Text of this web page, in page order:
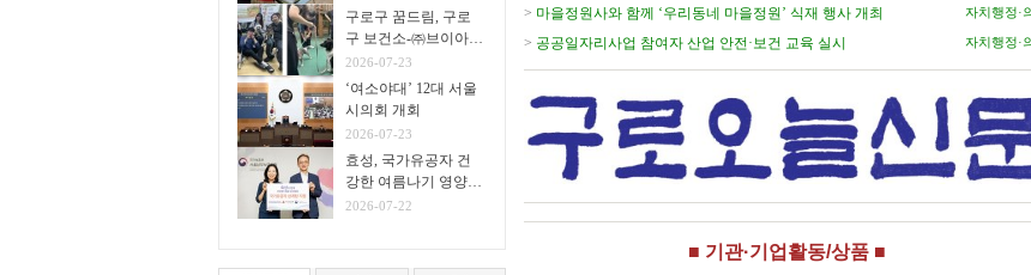
영
구로구 꿈드림, 구로
구 보건소-㈜브이아이
펫 연계
2026-07-23
‘여소야대’ 12대 서울
시의회 개회
2026-07-23
효성, 국가유공자 건
강한 여름나기 영양식
지원
2026-07-22
> 마을정원사와 함께 ‘우리동네 마을정원’ 식재 행사 개최 자치행정·
> 공공일자리사업 참여자 산업 안전·보건 교육 실시 자치행정·
■ 기관·기업활동/상품 ■